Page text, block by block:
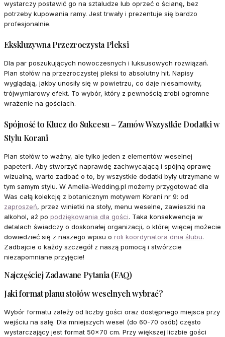
wystarczy postawić go na sztaludze lub oprzeć o ścianę, bez
potrzeby kupowania ramy. Jest trwały i prezentuje się bardzo
profesjonalnie.
Ekskluzywna Przezroczysta Pleksi
Dla par poszukujących nowoczesnych i luksusowych rozwiązań.
Plan stołów na przezroczystej pleksi to absolutny hit. Napisy
wyglądają, jakby unosiły się w powietrzu, co daje niesamowity,
trójwymiarowy efekt. To wybór, który z pewnością zrobi ogromne
wrażenie na gościach.
Spójność to Klucz do Sukcesu – Zamów Wszystkie Dodatki w
Stylu Korani
Plan stołów to ważny, ale tylko jeden z elementów weselnej
papeterii. Aby stworzyć naprawdę zachwycającą i spójną oprawę
wizualną, warto zadbać o to, by wszystkie dodatki były utrzymane w
tym samym stylu. W Amelia-Wedding.pl możemy przygotować dla
Was całą kolekcję z botanicznym motywem Korani nr 9: od
zaproszeń, przez winietki na stoły, menu weselne, zawieszki na
alkohol, aż po podziękowania dla gości. Taka konsekwencja w
detalach świadczy o doskonałej organizacji, o której więcej możecie
dowiedzieć się z naszego wpisu o roli koordynatora dnia ślubu.
Zadbajcie o każdy szczegół z naszą pomocą i stwórzcie
niezapomniane przyjęcie!
Najczęściej Zadawane Pytania (FAQ)
Jaki format planu stołów weselnych wybrać?
Wybór formatu zależy od liczby gości oraz dostępnego miejsca przy
wejściu na salę. Dla mniejszych wesel (do 60-70 osób) często
wystarczający jest format 50x70 cm. Przy większej liczbie gości